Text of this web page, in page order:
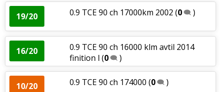
19/20 0.9 TCE 90 ch 17000km 2002 (0 )
16/20
0.9 TCE 90 ch 16000 klm avtil 2014
finition l (0 )
10/20 0.9 TCE 90 ch 174000 (0 )